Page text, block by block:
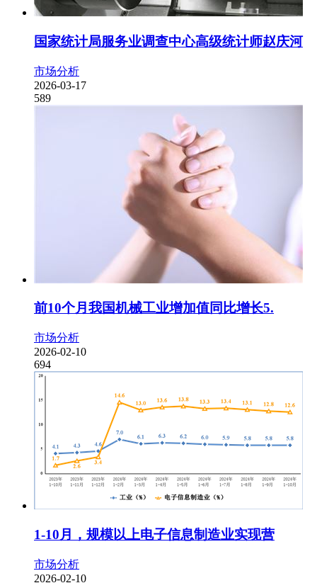
国家统计局服务业调查中心高级统计师赵庆河
市场分析
2026-03-17
589
前10个月我国机械工业增加值同比增长5.
市场分析
2026-02-10
694
1-10月，规模以上电子信息制造业实现营
市场分析
2026-02-10